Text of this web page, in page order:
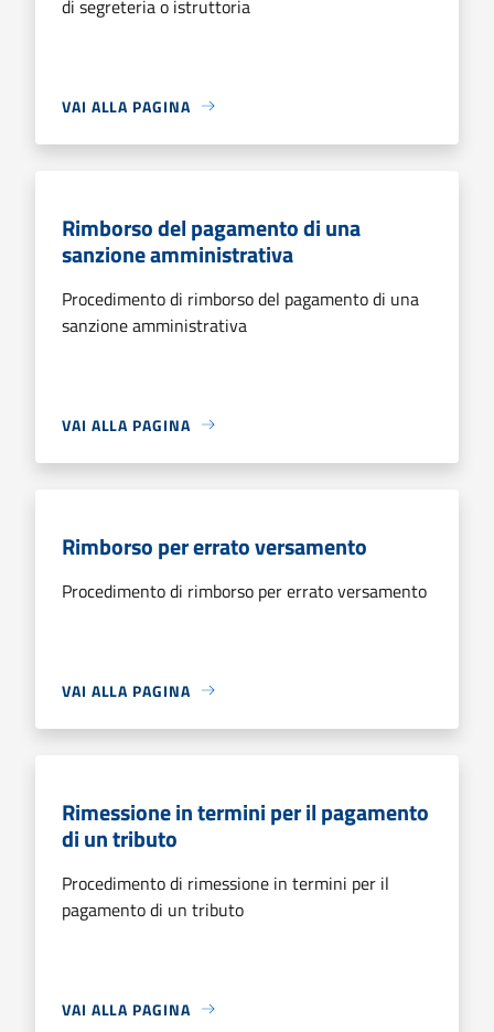
di segreteria o istruttoria
VAI ALLA PAGINA
Rimborso del pagamento di una
sanzione amministrativa
Procedimento di rimborso del pagamento di una
sanzione amministrativa
VAI ALLA PAGINA
Rimborso per errato versamento
Procedimento di rimborso per errato versamento
VAI ALLA PAGINA
Rimessione in termini per il pagamento
di un tributo
Procedimento di rimessione in termini per il
pagamento di un tributo
VAI ALLA PAGINA